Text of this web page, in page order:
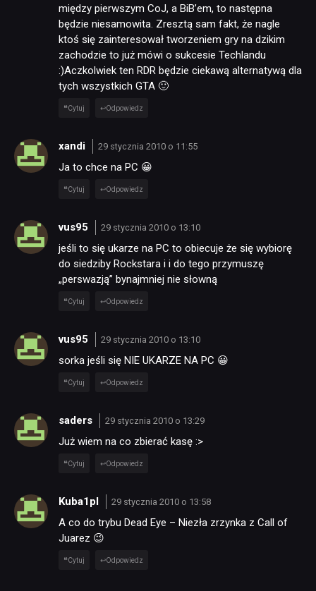
TECHNOLOGIE
DYSKUSJE
JUŻ GRALIŚMY
SKLEP
między pierwszym CoJ, a BiB’em, to następna
będzie niesamowita. Zresztą sam fakt, że nagle
ktoś się zainteresował tworzeniem gry na dzikim
zachodzie to już mówi o sukcesie Techlandu
:)Aczkolwiek ten RDR będzie ciekawą alternatywą dla
tych wszystkich GTA 🙂
Cytuj Odpowiedz
xandi 29 stycznia 2010 o 11:55
Ja to chce na PC 😀
Cytuj Odpowiedz
vus95 29 stycznia 2010 o 13:10
jeśli to się ukarze na PC to obiecuje że się wybiorę
do siedziby Rockstara i i do tego przymuszę
„perswazją” bynajmniej nie słowną
Cytuj Odpowiedz
vus95 29 stycznia 2010 o 13:10
sorka jeśli się NIE UKARZE NA PC 😀
Cytuj Odpowiedz
saders 29 stycznia 2010 o 13:29
Już wiem na co zbierać kasę :>
Cytuj Odpowiedz
Kuba1pl 29 stycznia 2010 o 13:58
A co do trybu Dead Eye – Niezła zrzynka z Call of
Juarez 😉
Cytuj Odpowiedz